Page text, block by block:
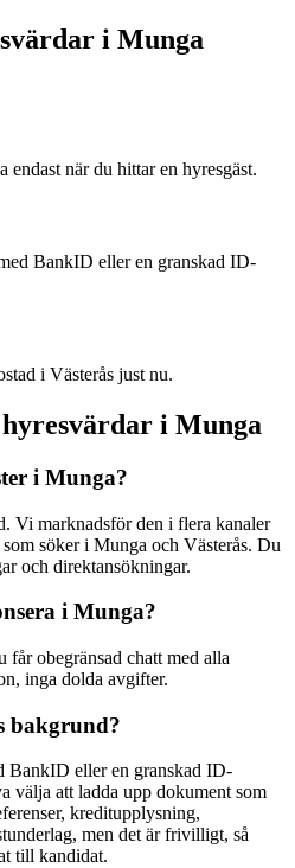
i Munga
endast när du hittar en hyresgäst.
BankID eller en granskad ID-
i Västerås just nu.
i Munga
i Munga?
Vi marknadsför den i flera kanaler
söker i Munga och Västerås. Du
och direktansökningar.
i Munga?
får obegränsad chatt med alla
inga dolda avgifter.
bakgrund?
BankID eller en granskad ID-
välja att ladda upp dokument som
kreditupplysning,
men det är frivilligt, så
till kandidat.